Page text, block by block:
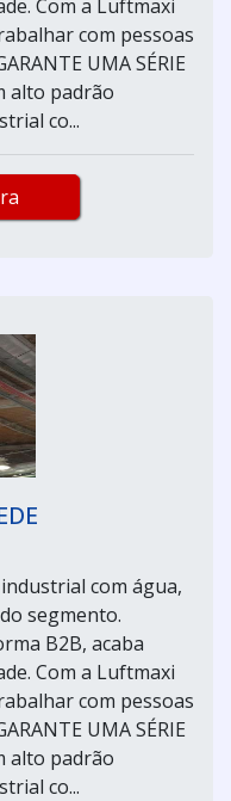
Com a Luftmaxi
com pessoas
UMA SÉRIE
alto padrão
co...
com água,
segmento.
B2B, acaba
Com a Luftmaxi
com pessoas
UMA SÉRIE
alto padrão
co...